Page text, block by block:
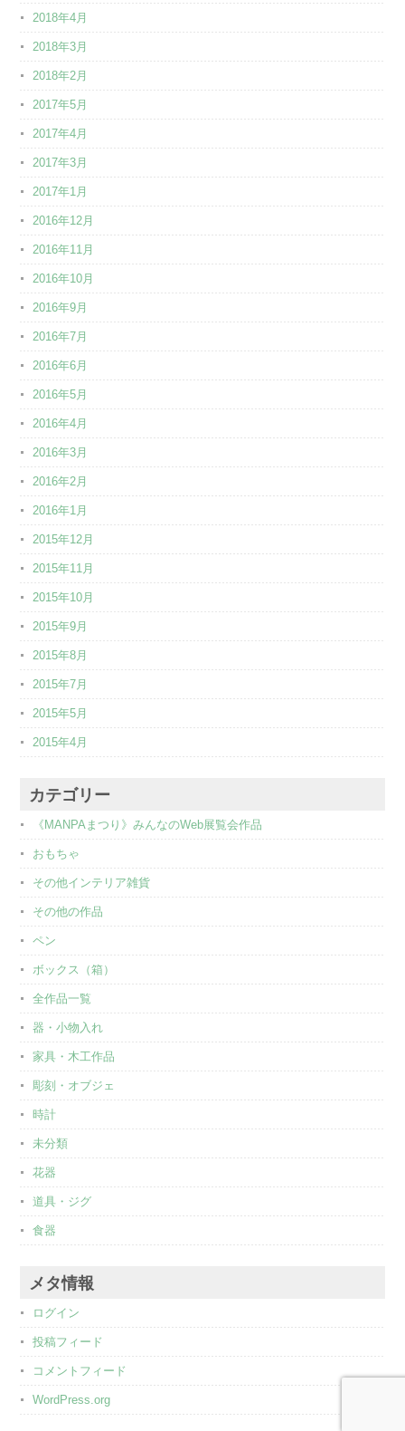
2018年4月
2018年3月
2018年2月
2017年5月
2017年4月
2017年3月
2017年1月
2016年12月
2016年11月
2016年10月
2016年9月
2016年7月
2016年6月
2016年5月
2016年4月
2016年3月
2016年2月
2016年1月
2015年12月
2015年11月
2015年10月
2015年9月
2015年8月
2015年7月
2015年5月
2015年4月
カテゴリー
《MANPAまつり》みんなのWeb展覧会作品
おもちゃ
その他インテリア雑貨
その他の作品
ペン
ボックス（箱）
全作品一覧
器・小物入れ
家具・木工作品
彫刻・オブジェ
時計
未分類
花器
道具・ジグ
食器
メタ情報
ログイン
投稿フィード
コメントフィード
WordPress.org